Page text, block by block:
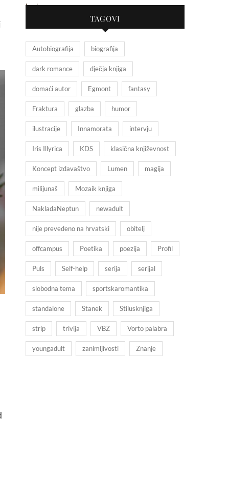
books »
TAGOVI
Autobiografija biografija
dark romance dječja knjiga
domaći autor Egmont fantasy
Fraktura glazba humor
ilustracije Innamorata intervju
Iris Illyrica KDS klasična književnost
Koncept izdavaštvo Lumen magija
milijunaš Mozaik knjiga
NakladaNeptun newadult
nije prevedeno na hrvatski obitelj
offcampus Poetika poezija Profil
Puls Self-help serija serijal
slobodna tema sportskaromantika
standalone Stanek Stilusknjiga
strip trivija VBZ Vorto palabra
youngadult zanimljivosti Znanje